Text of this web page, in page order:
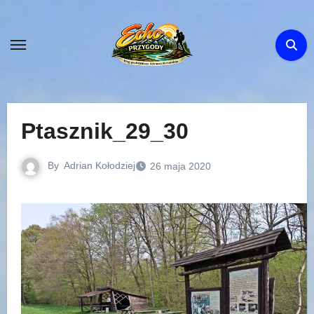
content
Ptasznik_29_30
By Adrian Kołodziej 26 maja 2020